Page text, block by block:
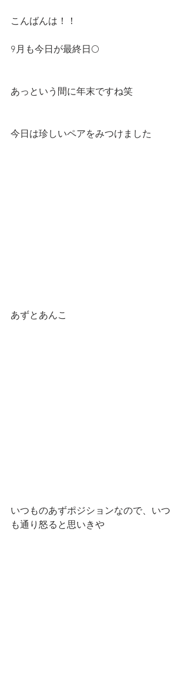
こんばんは！！
9月も今日が最終日🌕
あっという間に年末ですね笑
今日は珍しいペアをみつけました
あずとあんこ
いつものあずポジションなので、いつ
も通り怒ると思いきや